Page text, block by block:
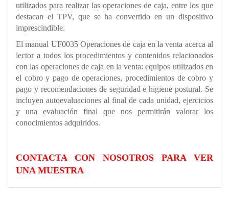
utilizados para realizar las operaciones de caja, entre los que
destacan el TPV, que se ha convertido en un dispositivo
imprescindible.
El manual UF0035 Operaciones de caja en la venta acerca al
lector a todos los procedimientos y contenidos relacionados
con las operaciones de caja en la venta: equipos utilizados en
el cobro y pago de operaciones, procedimientos de cobro y
pago y recomendaciones de seguridad e higiene postural. Se
incluyen autoevaluaciones al final de cada unidad, ejercicios
y una evaluación final que nos permitirán valorar los
conocimientos adquiridos.
CONTACTA CON NOSOTROS PARA VER
UNA MUESTRA